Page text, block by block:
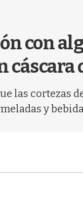
con
cáscara
las
y